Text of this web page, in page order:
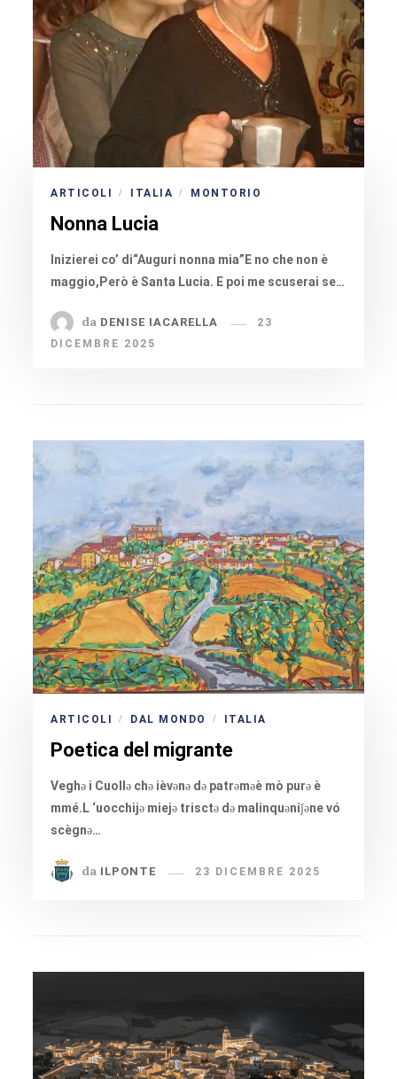
ARTICOLI / ITALIA / MONTORIO
Nonna Lucia
Inizierei co’ di“Auguri nonna mia”E no che non è
maggio,Però è Santa Lucia. E poi me scuserai se…
da DENISE IACARELLA
23
DICEMBRE 2025
ARTICOLI / DAL MONDO / ITALIA
Poetica del migrante
Veghə i Cuollə chə ièvənə də patrəməè mò purə è
mmé.L ‘uocchijə miejə trisctə də malinquəniǰəne vó
scègnə…
da ILPONTE 23 DICEMBRE 2025